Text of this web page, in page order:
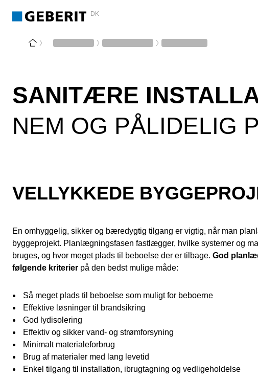
DK
SANITÆRE
NEM OG PÅLIDELIG
VELLYKKEDE
En omhyggelig, sikker og bæredygtig tilgang er vigtig, når man
byggeprojekt. Planlægningsfasen fastlægger, hvilke systemer og
bruges, og hvor meget plads til beboelse der er tilbage. God
følgende kriterier på den bedst mulige måde:
Så meget plads til beboelse som muligt for beboerne
Effektive løsninger til brandsikring
God lydisolering
Effektiv og sikker vand- og strømforsyning
Minimalt materialeforbrug
Brug af materialer med lang levetid
Enkel tilgang til installation, ibrugtagning og vedligeholdelse